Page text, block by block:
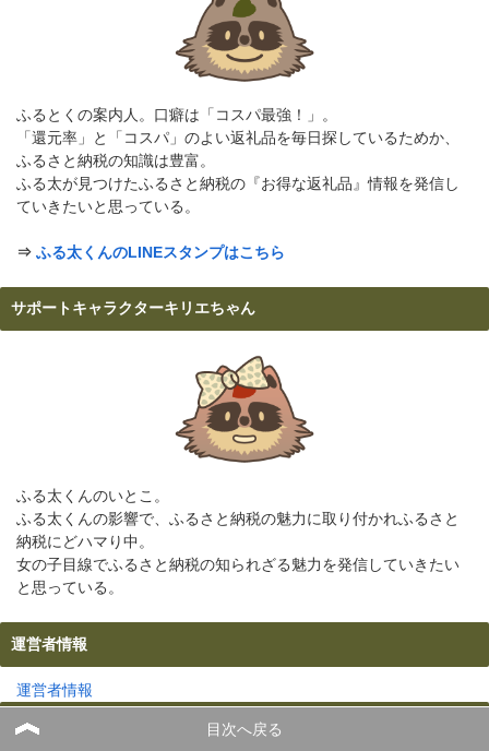
ふるとくの案内人。口癖は「コスパ最強！」。
「還元率」と「コスパ」のよい返礼品を毎日探しているためか、
ふるさと納税の知識は豊富。
ふる太が見つけたふるさと納税の『お得な返礼品』情報を発信し
ていきたいと思っている。
⇒ ふる太くんのLINEスタンプはこちら
サポートキャラクターキリエちゃん
ふる太くんのいとこ。
ふる太くんの影響で、ふるさと納税の魅力に取り付かれふるさと
納税にどハマり中。
女の子目線でふるさと納税の知られざる魅力を発信していきたい
と思っている。
運営者情報
運営者情報
サイト利用規約
目次へ戻る